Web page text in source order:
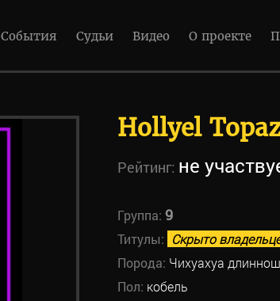
События Судьи Видео О проекте
Hollyel
Рейтинг: не
Группа: 9
Титулы: Скрыто
Порода: Чихуахуа
Пол: кобель